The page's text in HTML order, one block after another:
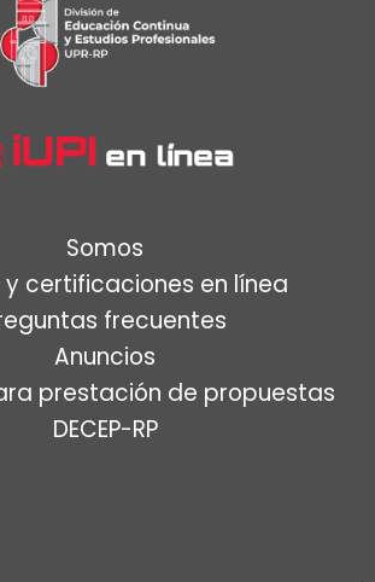
Somos
y certificaciones en línea
frecuentes
Anuncios
prestación de propuestas
DECEP-RP